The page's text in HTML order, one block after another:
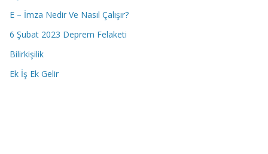
E – İmza Nedir Ve Nasıl Çalışır?
6 Şubat 2023 Deprem Felaketi
Bilirkişilik
Ek İş Ek Gelir